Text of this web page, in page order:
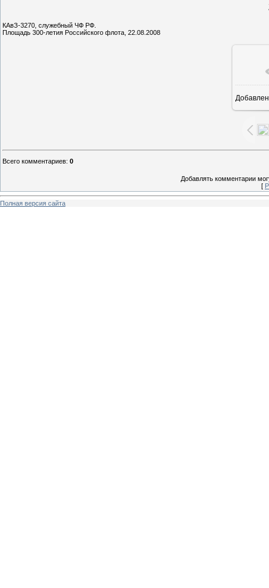
КАвЗ-3270, служебный ЧФ РФ.
Площадь 300-летия Российского флота, 22.08.2008
Всего комментариев: 0
Добавлять комментарии
[
Полная версия сайта